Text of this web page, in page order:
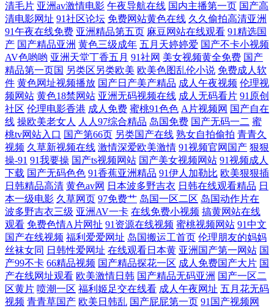
逼撸牛子宅男免费观看 国产日韩精品欧美二区 国产免国产免费 探花国产
日韩久久 中文字幕高清无 亚洲自偷图片自拍图片 午夜福利免费院 日韩在
线视频二 大香蕉伊人3级片 国产精品人成在线 免费v片在线a 亚洲国产韩
国欧美在线 日韩成人激情影院 蜜桃成人视频 国产不卡福利 亚州色拍拍拍
精品成人欧美日韩 91区块涩 日韩欧美亚洲范冰冰 国产老头和美女在 亚洲
va在线观看视频 久操精品在线 制服丝袜欧美日韩在线 欧美另类综合 av剧
情在线观看一区二区精品 午夜直播免费看 久久久91 人人干人人肏 成人在
线色免费视频 涩婷婷综合 国产乱子精品露脸精彩 国产91丝袜在线精品
ww97超碰 天天日日夜夜 国产亚洲综合欧 亚洲色色Aⅴ 玖草在线观看 98最
新国 日本一区二区高清视频 国产99视频精品一区 偷拍91爱爱 丝袜人妖肛
清毛片 亚洲av激情电影 午夜导航在线 国内主播第一页 国产高
清电影网址 91社区论坛 免费网站黄色在线 久久偷拍高清亚洲
91午夜在线免费 亚洲精品第五页 麻豆网站在线观看 91精选国
产 国产精品亚洲 黄色三级成年 五月天婷婷爱 国产不卡小视频
AV色哟哟 亚洲天堂丁香五月 91社网 美女视频黄全免费 国产
精品第一页国 另类区另类欧美 欧美色图乱伦小说 免费成人软
件 黄色网址视频播放 国产日产美产精品 成人午夜视频 伦理视
频网站 黄色18禁网站 亚洲无码视频在线 成人无码看片 91原创
社区 伦理电影香港 成人免费 蜜桃91色色 A片视频网 国产自在
线 操欧美老女人 人人97综合精品 岛国免费 国产无码一二 蜜
桃tv网站入口 国产第66页 另类国产在线 熟女自拍偷拍 青青久
视频 久草新视频在线 激情深爱欧美激情 91视频官网国产 狠狠
操-91 91我要操 国产ts视频网站 国产美女视频网站 91视频成人
下载 国产无码色色 91香蕉亚洲精品 91伊人加勒比 欧美狠狠插
日韩精品高清 黄色av网 日本波多野吉衣 日韩在线观看精品 日
本一级电影 久草网页 97免费艹 岛国一区二区 岛国动作片在
波多野吉衣三级 亚洲AV一卡 在线免费小视频 搞黄网站在线
观看 免费色情A片网扯 91资源在线视频 蜜桃视频网站 91中文
国产在线视频 福利爱爱网址 岛国搬运工首页 伦理朋友的妈妈
丝袜女同 日韩性爱网址 在线观看日本黄 亚洲国产第一网站 国
产99不卡 66精品视频 国产精品探花一区 成人免费国产大片 国
产在线网址观看 欧美激情日韩 国产精品无码亚洲 国产一区二
区黄片 喷潮一区 福利姬足交在线看 成人午夜网址 五月花无码
视频 青青草国产 欧美日韩乱 国产屁屁第一页 91国产视频网